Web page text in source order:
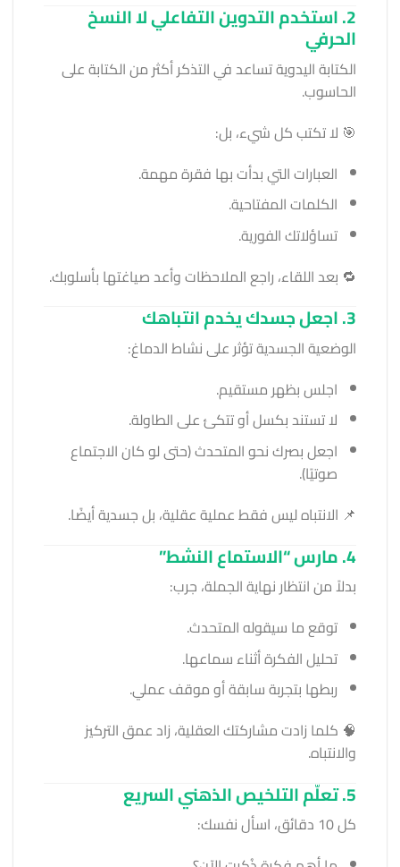
2. استخدم التدوين التفاعلي لا النسخ
الحرفي
الكتابة اليدوية تساعد في التذكر أكثر من الكتابة على
الحاسوب.
🎯 لا تكتب كل شيء، بل:
العبارات التي بدأت بها فقرة مهمة.
الكلمات المفتاحية.
تساؤلاتك الفورية.
🔁 بعد اللقاء، راجع الملاحظات وأعد صياغتها بأسلوبك.
3. اجعل جسدك يخدم انتباهك
الوضعية الجسدية تؤثر على نشاط الدماغ:
اجلس بظهر مستقيم.
لا تستند بكسل أو تتكئ على الطاولة.
اجعل بصرك نحو المتحدث (حتى لو كان الاجتماع
صوتيًا).
📌 الانتباه ليس فقط عملية عقلية، بل جسدية أيضًا.
4. مارس “الاستماع النشط”
بدلاً من انتظار نهاية الجملة، جرب:
توقع ما سيقوله المتحدث.
تحليل الفكرة أثناء سماعها.
ربطها بتجربة سابقة أو موقف عملي.
🧠 كلما زادت مشاركتك العقلية، زاد عمق التركيز
والانتباه.
5. تعلّم التلخيص الذهني السريع
كل 10 دقائق، اسأل نفسك: